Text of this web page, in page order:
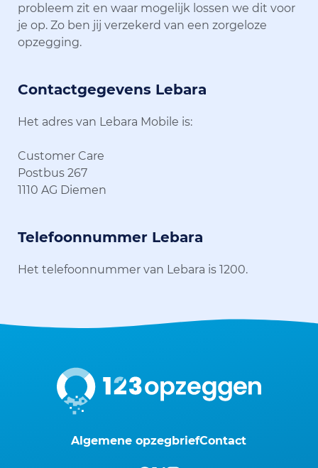
probleem zit en waar mogelijk lossen we dit voor
je op. Zo ben jij verzekerd van een zorgeloze
opzegging.
Contactgegevens Lebara
Het adres van Lebara Mobile is:
Customer Care
Postbus 267
1110 AG Diemen
Telefoonnummer Lebara
Het telefoonnummer van Lebara is 1200.
Algemene opzegbriefContact